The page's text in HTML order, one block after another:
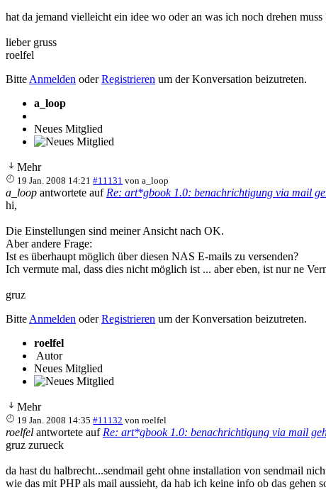
hat da jemand vielleicht ein idee wo oder an was ich noch drehen muss
lieber gruss
roelfel
Bitte Anmelden oderRegistrieren um der Konversation beizutreten.
a_loop
Neues Mitglied
Mehr
19 Jan. 2008 14:21 #11131 vona_loop
a_loop antwortete auf Re: art*gbook 1.0: benachrichtigung via mail
hi,
Die Einstellungen sind meiner Ansicht nach OK.
Aber andere Frage:
Ist es überhaupt möglich über diesen NAS E-mails zu versenden?
Ich vermute mal, dass dies nicht möglich ist ... aber eben, ist nur ne
gruz
Bitte Anmelden oderRegistrieren um der Konversation beizutreten.
roelfel
Autor
Neues Mitglied
Mehr
19 Jan. 2008 14:35 #11132 vonroelfel
roelfel antwortete auf Re: art*gbook 1.0: benachrichtigung via mail
gruz zurueck
da hast du halbrecht...sendmail geht ohne installation von sendmail
wie das mit PHP als mail aussieht, da hab ich keine info ob das gehen